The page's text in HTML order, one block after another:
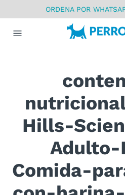
ORDENA POR
Hills-
Comida-